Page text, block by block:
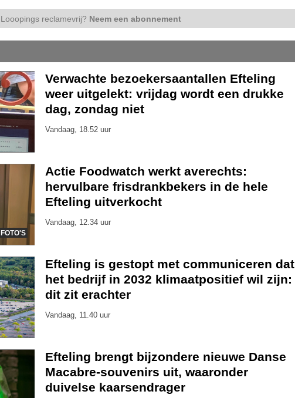
Looopings reclamevrij? Neem een abonnement
Verwachte bezoekersaantallen Efteling
weer uitgelekt: vrijdag wordt een drukke
dag, zondag niet
Vandaag, 18.52 uur
FOTO'S
Actie Foodwatch werkt averechts:
hervulbare frisdrankbekers in de hele
Efteling uitverkocht
Vandaag, 12.34 uur
Efteling is gestopt met communiceren dat
het bedrijf in 2032 klimaatpositief wil zijn:
dit zit erachter
Vandaag, 11.40 uur
Efteling brengt bijzondere nieuwe Danse
Macabre-souvenirs uit, waaronder
duivelse kaarsendrager